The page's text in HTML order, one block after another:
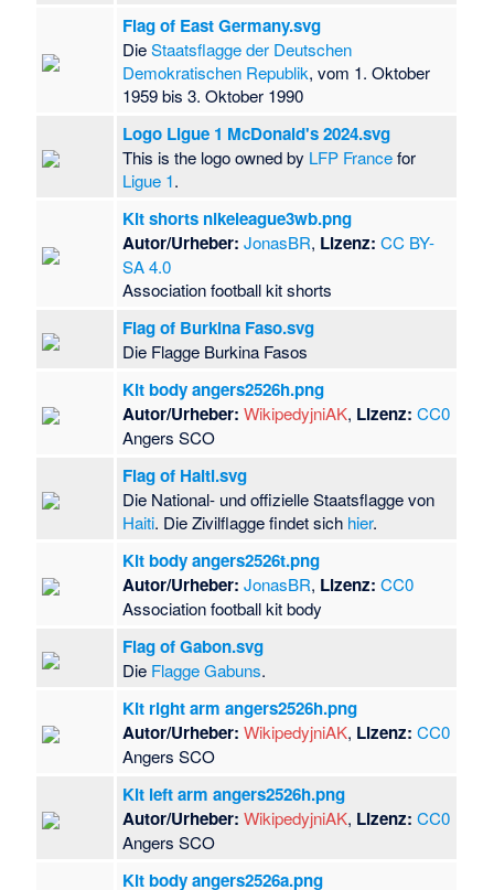
Flag of East Germany.svg
DieStaatsflagge der Deutschen
Demokratischen Republik, vom 1. Oktober
1959 bis 3. Oktober 1990
Logo Ligue 1 McDonald's 2024.svg
This is the logo owned by LFP Francefor
Ligue 1.
Kit shorts nikeleague3wb.png
Autor/Urheber: JonasBR, Lizenz: CC BY-
SA 4.0
Association football kit shorts
Flag of Burkina Faso.svg
Die Flagge Burkina Fasos
Kit body angers2526h.png
Autor/Urheber: WikipedyjniAK, Lizenz: CC0
Angers SCO
Flag of Haiti.svg
Die National- und offizielle Staatsflagge von
Haiti. Die Zivilflagge findet sich hier.
Kit body angers2526t.png
Autor/Urheber: JonasBR, Lizenz: CC0
Association football kit body
Flag of Gabon.svg
Die Flagge Gabuns.
Kit right arm angers2526h.png
Autor/Urheber: WikipedyjniAK, Lizenz: CC0
Angers SCO
Kit left arm angers2526h.png
Autor/Urheber: WikipedyjniAK, Lizenz: CC0
Angers SCO
Kit body angers2526a.png